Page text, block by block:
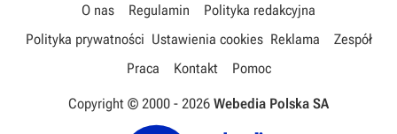
O nas Regulamin
Polityka redakcyjna
Polityka prywatności Ustawienia cookies Reklama
Zespół
Praca
Kontakt Pomoc
Copyright © 2000 - 2026 Webedia Polska SA